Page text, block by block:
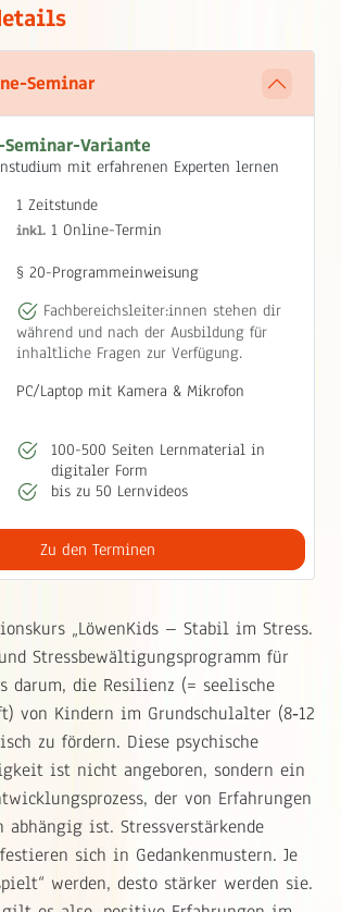
Seminar
Variante
mit erfahrenen Experten lernen
1 Zeitstunde
inkl. 1 Online-Termin
§ 20-Programmeinweisung
Fachbereichsleiter:innen stehen dir
während und nach der Ausbildung für
inhaltliche Fragen zur Verfügung.
PC/Laptop mit Kamera & Mikrofon
100-500 Seiten Lernmaterial in
digitaler Form
bis zu 50 Lernvideos
Zu den Terminen
„LöwenKids – Stabil im Stress.
Stressbewältigungsprogramm für
darum, die Resilienz (= seelische
von Kindern im Grundschulalter (8‐12
zu fördern. Diese psychische
ist nicht angeboren, sondern ein
der von Erfahrungen
abhängig ist. Stressverstärkende
sich in Gedankenmustern. Je
werden, desto stärker werden sie.